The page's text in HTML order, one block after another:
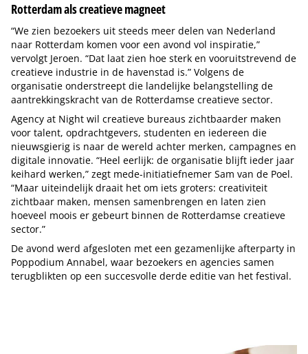
Rotterdam als creatieve magneet
“We zien bezoekers uit steeds meer delen van Nederland
naar Rotterdam komen voor een avond vol inspiratie,”
vervolgt Jeroen. “Dat laat zien hoe sterk en vooruitstrevend de
creatieve industrie in de havenstad is.” Volgens de
organisatie onderstreept die landelijke belangstelling de
aantrekkingskracht van de Rotterdamse creatieve sector.
Agency at Night wil creatieve bureaus zichtbaarder maken
voor talent, opdrachtgevers, studenten en iedereen die
nieuwsgierig is naar de wereld achter merken, campagnes en
digitale innovatie. “Heel eerlijk: de organisatie blijft ieder jaar
keihard werken,” zegt mede-initiatiefnemer Sam van de Poel.
“Maar uiteindelijk draait het om iets groters: creativiteit
zichtbaar maken, mensen samenbrengen en laten zien
hoeveel moois er gebeurt binnen de Rotterdamse creatieve
sector.”
De avond werd afgesloten met een gezamenlijke afterparty in
Poppodium Annabel, waar bezoekers en agencies samen
terugblikten op een succesvolle derde editie van het festival.